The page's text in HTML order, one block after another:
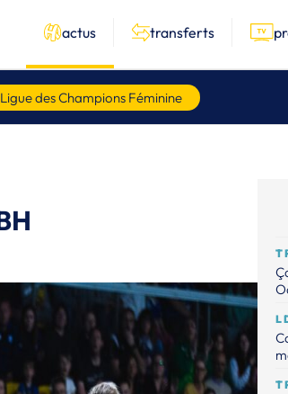
actus transferts
Ligue des Champions Féminine